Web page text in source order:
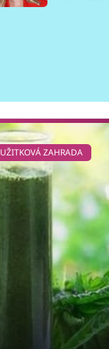
UŽITKOVÁ ZAHRADA